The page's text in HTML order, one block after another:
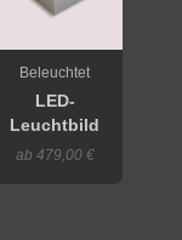
Beleuchtet
LED-
Leuchtbild
ab 479,00 €